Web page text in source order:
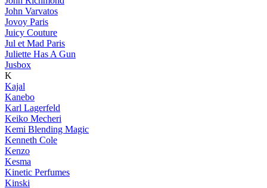
John Varvatos
Jovoy Paris
Juicy Couture
Jul et Mad Paris
Juliette Has A Gun
Jusbox
K
Kajal
Kanebo
Karl Lagerfeld
Keiko Mecheri
Kemi Blending Magic
Kenneth Cole
Kenzo
Kesma
Kinetic Perfumes
Kinski